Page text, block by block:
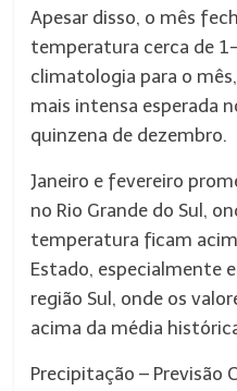
Apesar disso, o mês
temperatura cerca de
climatologia para o
mais intensa esperada
quinzena de dezembro.
Janeiro e fevereiro
no Rio Grande do Sul,
temperatura ficam
Estado, especialmente
região Sul, onde os
acima da média
Precipitação – Previsão